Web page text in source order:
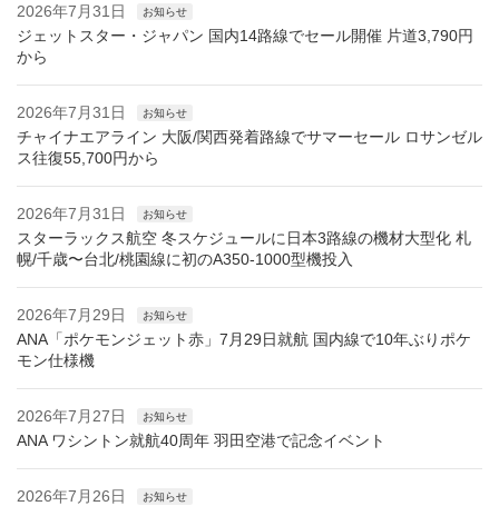
2026年7月31日 お知らせ
ジェットスター・ジャパン 国内14路線でセール開催 片道3,790円
から
2026年7月31日 お知らせ
チャイナエアライン 大阪/関西発着路線でサマーセール ロサンゼル
ス往復55,700円から
2026年7月31日 お知らせ
スターラックス航空 冬スケジュールに日本3路線の機材大型化 札
幌/千歳〜台北/桃園線に初のA350-1000型機投入
2026年7月29日 お知らせ
ANA「ポケモンジェット赤」7月29日就航 国内線で10年ぶりポケ
モン仕様機
2026年7月27日 お知らせ
ANA ワシントン就航40周年 羽田空港で記念イベント
2026年7月26日 お知らせ